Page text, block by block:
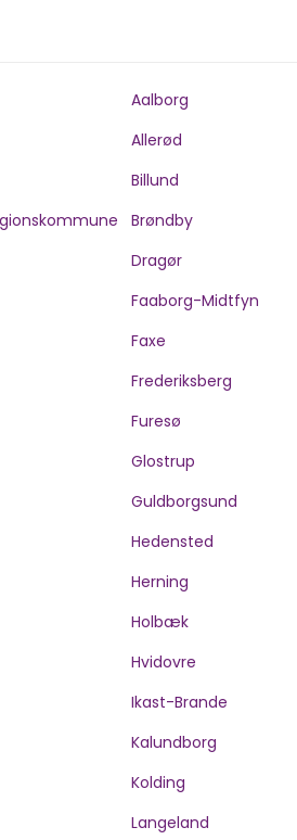
Aalborg
Allerød
Billund
Brøndby
Dragør
Faaborg-Midtfyn
Faxe
Frederiksberg
Furesø
Glostrup
Guldborgsund
Hedensted
Herning
Holbæk
Hvidovre
Ikast-Brande
Kalundborg
Kolding
Langeland